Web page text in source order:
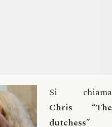
Si chiama
Chris
“The
dutchess”